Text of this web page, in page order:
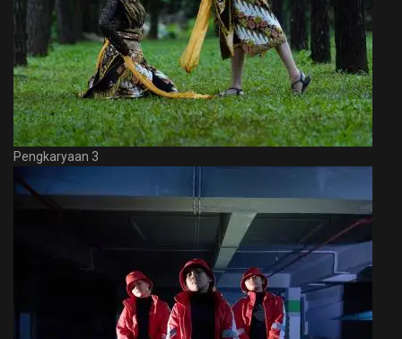
Pengkaryaan 3